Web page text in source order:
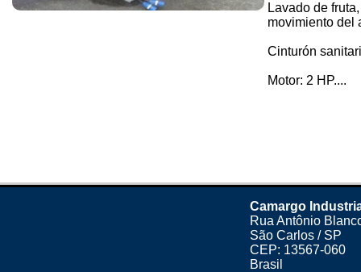
Lavado de
movimiento del
Cinturón
Motor: 2 HP....
Camargo
Rua Antônio
São Carlos / SP
CEP: 13567-060
Brasil